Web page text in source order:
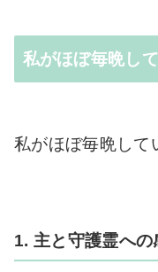
私がほぼ毎晩し
私がほぼ毎晩して
1. 主と守護霊への